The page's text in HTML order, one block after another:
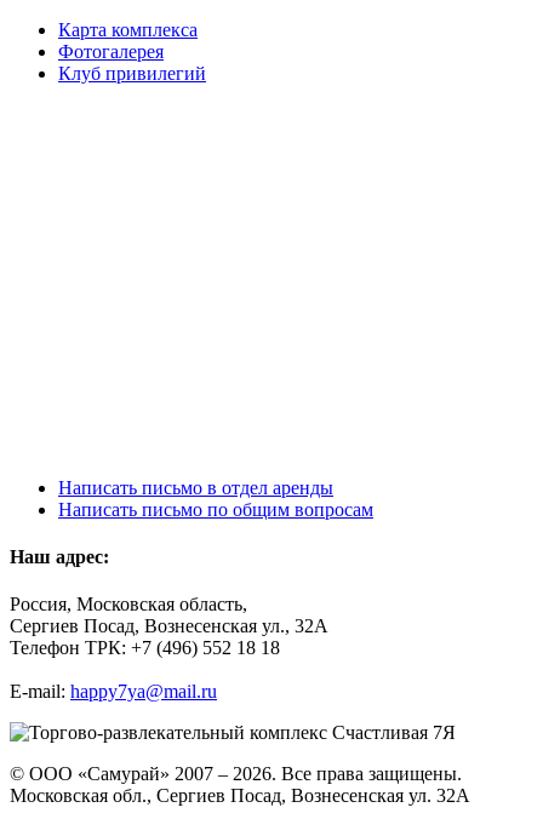
Карта комплекса
Фотогалерея
Клуб привилегий
Написать письмо в отдел аренды
Написать письмо по общим вопросам
Наш адрес:
Россия, Московская область,
Сергиев Посад, Вознесенская ул., 32А
Телефон ТРК: +7 (496) 552 18 18
E-mail: happy7ya@mail.ru
© ООО «Самурай» 2007 – 2026. Все права защищены.
Московская обл., Сергиев Посад, Вознесенская ул. 32А